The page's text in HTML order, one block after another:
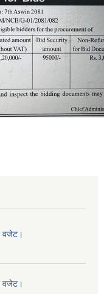
वजेट।
वजेट।